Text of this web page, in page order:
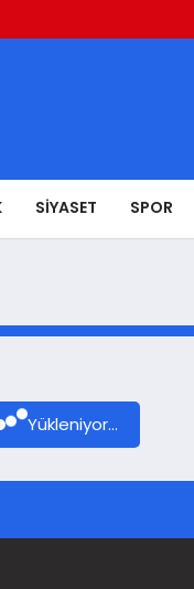
SIYASET SPOR
Yükleniyor...